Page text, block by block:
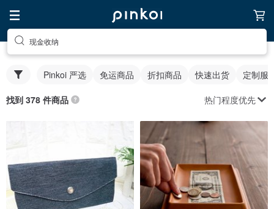
现金收纳
Pinkoi 严选 免运商品 折扣商品 快速出货 定制服
找到 378 件商品 热门程度优先